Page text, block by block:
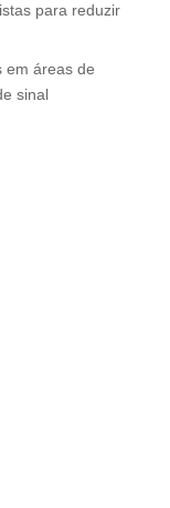
para reduzir
em áreas de
sinal